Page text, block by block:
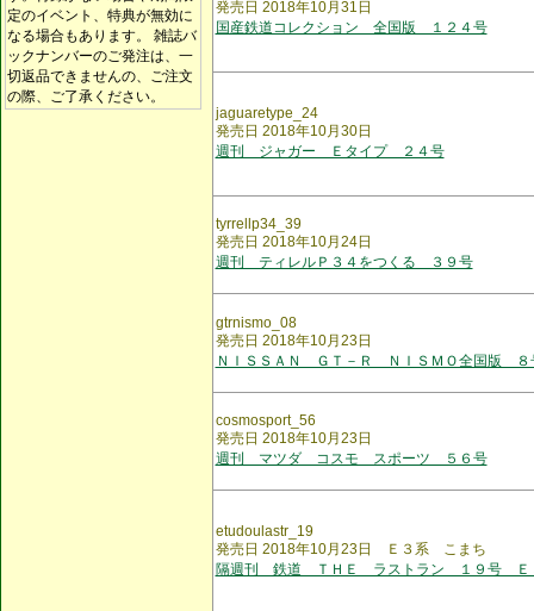
定のイベント、特典が無効に
なる場合もあります。 雑誌バ
ックナンバーのご発注は、一
切返品できませんの、ご注文
の際、ご了承ください。
発売日 2018年10月31日
国産鉄道コレクション 全国版 １２４号
jaguaretype_24
発売日 2018年10月30日
週刊 ジャガー Ｅタイプ ２４号
tyrrellp34_39
発売日 2018年10月24日
週刊 ティレルＰ３４をつくる ３９号
gtrnismo_08
発売日 2018年10月23日
ＮＩＳＳＡＮ ＧＴ－Ｒ ＮＩＳＭＯ全国版 ８
cosmosport_56
発売日 2018年10月23日
週刊 マツダ コスモ スポーツ ５６号
etudoulastr_19
発売日 2018年10月23日 Ｅ３系 こまち
隔週刊 鉄道 ＴＨＥ ラストラン １９号 Ｅ